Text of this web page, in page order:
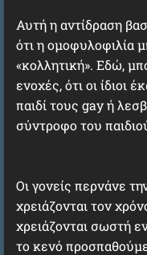
Αυτή η αντίδραση
ότι η ομοφυλοφιλία
«κολλητική». Εδώ,
ενοχές, ότι οι ίδιοι
παιδί τους gay ή
σύντροφο του
Οι γονείς περνάνε
χρειάζονται τον
χρειάζονται σωστή
το κενό